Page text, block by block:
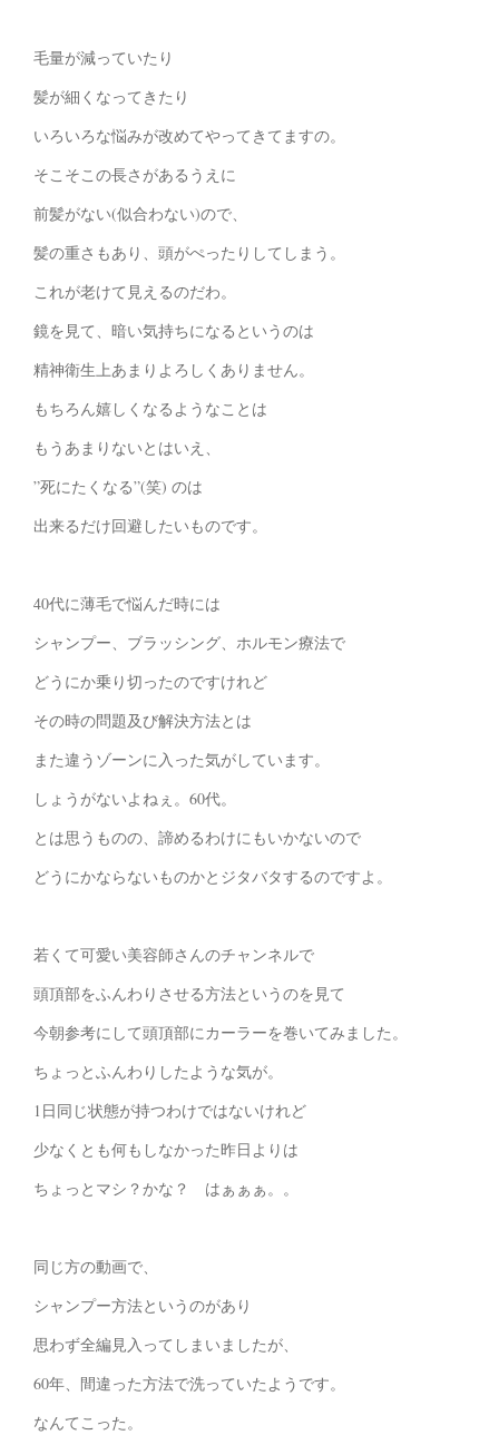
毛量が減っていたり
髪が細くなってきたり
いろいろな悩みが改めてやってきてますの。
そこそこの長さがあるうえに
前髪がない(似合わない)ので、
髪の重さもあり、頭がぺったりしてしまう。
これが老けて見えるのだわ。
鏡を見て、暗い気持ちになるというのは
精神衛生上あまりよろしくありません。
もちろん嬉しくなるようなことは
もうあまりないとはいえ、
”死にたくなる”(笑) のは
出来るだけ回避したいものです。
40代に薄毛で悩んだ時には
シャンプー、ブラッシング、ホルモン療法で
どうにか乗り切ったのですけれど
その時の問題及び解決方法とは
また違うゾーンに入った気がしています。
しょうがないよねぇ。60代。
とは思うものの、諦めるわけにもいかないので
どうにかならないものかとジタバタするのですよ。
若くて可愛い美容師さんのチャンネルで
頭頂部をふんわりさせる方法というのを見て
今朝参考にして頭頂部にカーラーを巻いてみました。
ちょっとふんわりしたような気が。
1日同じ状態が持つわけではないけれど
少なくとも何もしなかった昨日よりは
ちょっとマシ？かな？ はぁぁぁ。。
同じ方の動画で、
シャンプー方法というのがあり
思わず全編見入ってしまいましたが、
60年、間違った方法で洗っていたようです。
なんてこった。